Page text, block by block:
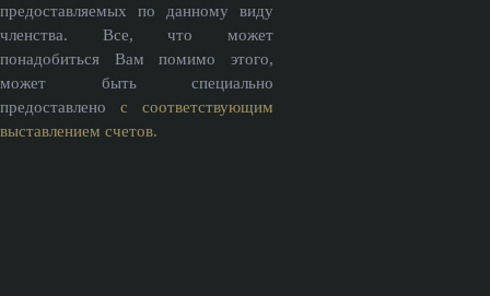
предоставляемых по данному виду
членства. Все, что может
понадобиться Вам помимо этого,
может быть специально
предоставлено с соответствующим
выставлением счетов.